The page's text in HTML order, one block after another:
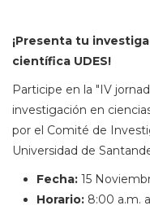
¡Presenta tu
científica UDES!
Participe en la "IV
investigación en
por el Comité de
Universidad de
Fecha: 15
Horario: 8:00 a.m.